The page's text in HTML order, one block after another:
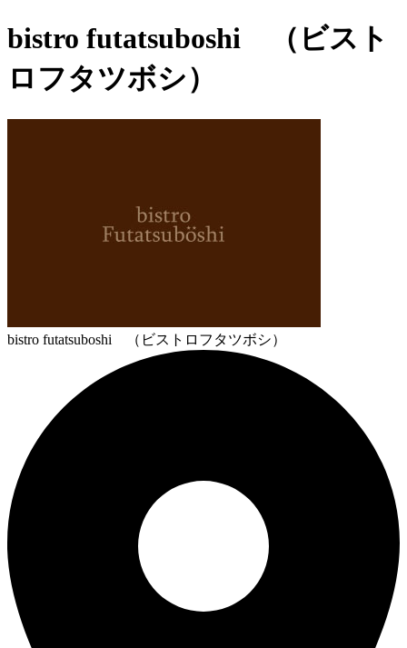
bistro futatsuboshi （ビスト
ロフタツボシ）
bistro futatsuboshi （ビストロフタツボシ）